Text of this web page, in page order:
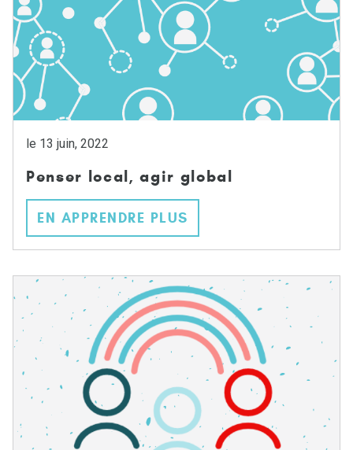
le 13 juin, 2022
Penser local, agir global
EN APPRENDRE PLUS